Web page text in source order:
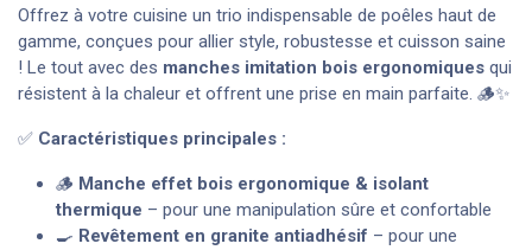
Offrez à votre cuisine un trio indispensable de poêles haut de
gamme, conçues pour allier style, robustesse et cuisson saine
! Le tout avec des manches imitation bois ergonomiques qui
résistent à la chaleur et offrent une prise en main parfaite. 🪵✨
✅ Caractéristiques principales :
🪵 Manche effet bois ergonomique & isolant
thermique – pour une manipulation sûre et confortable
🍳 Revêtement en granite antiadhésif – pour une